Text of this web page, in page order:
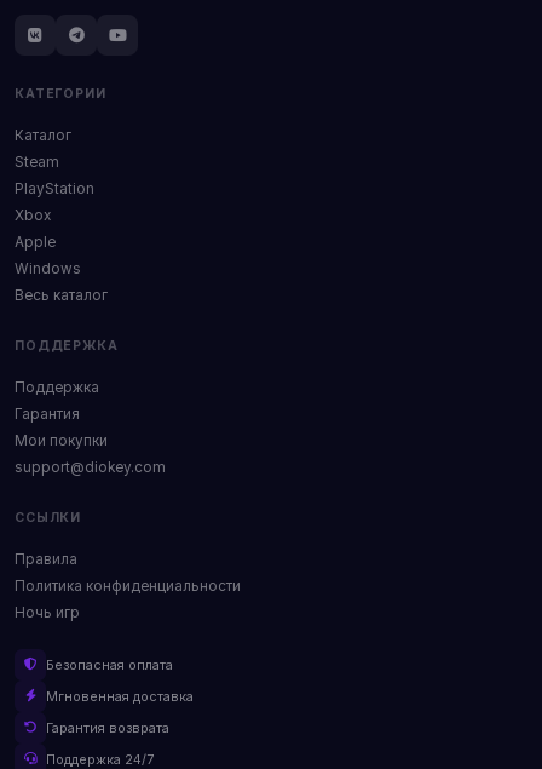
КАТЕГОРИИ
Каталог
Steam
PlayStation
Xbox
Apple
Windows
Весь каталог
ПОДДЕРЖКА
Поддержка
Гарантия
Мои покупки
support@diokey.com
ССЫЛКИ
Правила
Политика конфиденциальности
Ночь игр
Безопасная оплата
Мгновенная доставка
Гарантия возврата
Поддержка 24/7